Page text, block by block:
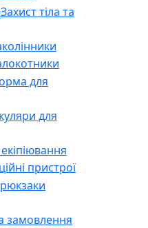
Захист тіла та
для
для
пристрої
замовлення